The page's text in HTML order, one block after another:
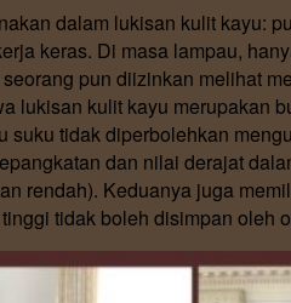
dalam lukisan kulit kayu:
keras. Di masa lampau,
pun diizinkan melihat
lukisan kulit kayu merupakan
suku tidak diperbolehkan
dan nilai derajat
rendah). Keduanya juga
tidak boleh disimpan oleh